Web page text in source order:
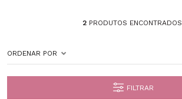
2PRODUTOS ENCONTRADOS
ORDENAR POR
FILTRAR